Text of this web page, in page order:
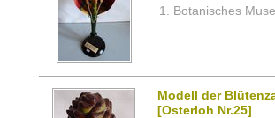
Botanisches
Modell der
[Osterloh Nr.25]